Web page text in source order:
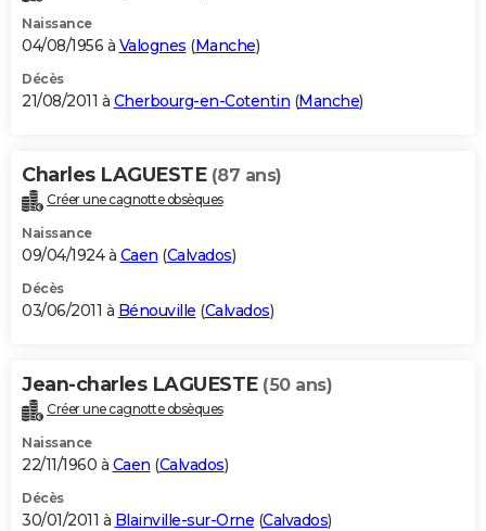
Naissance
04/08/1956 à Valognes (Manche)
Décès
21/08/2011 à Cherbourg-en-Cotentin (Manche)
Charles LAGUESTE (87 ans)
Créer une cagnotte obsèques
Naissance
09/04/1924 à Caen (Calvados)
Décès
03/06/2011 à Bénouville (Calvados)
Jean-charles LAGUESTE (50 ans)
Créer une cagnotte obsèques
Naissance
22/11/1960 à Caen (Calvados)
Décès
30/01/2011 à Blainville-sur-Orne (Calvados)